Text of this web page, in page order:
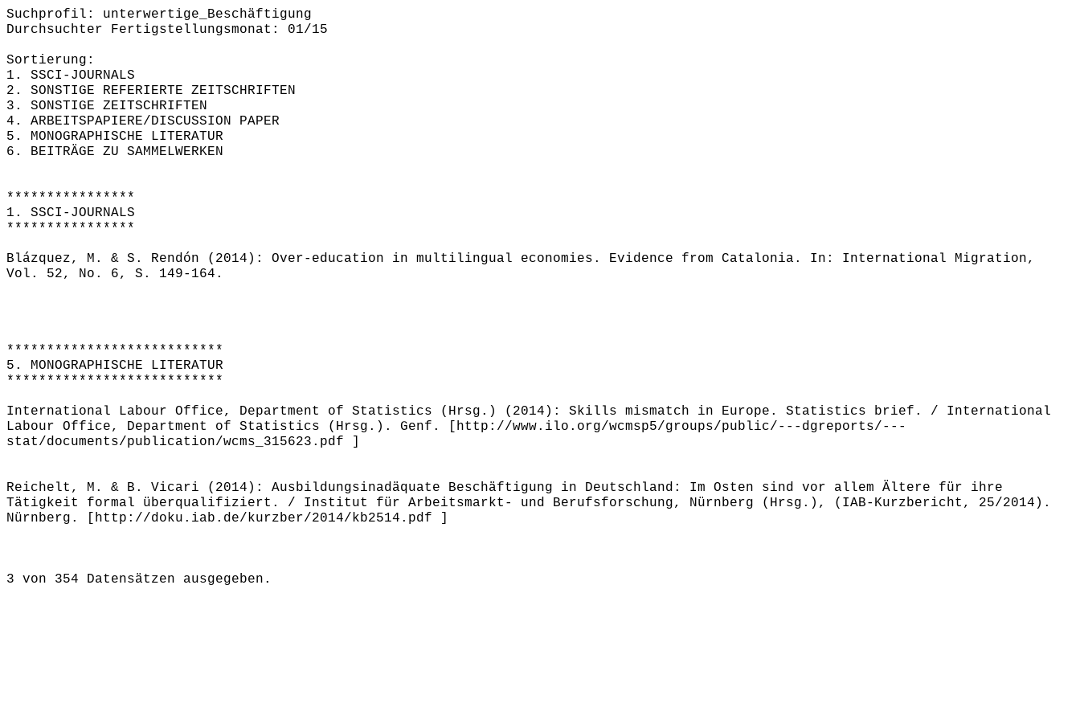
Suchprofil: unterwertige_Beschäftigung
Durchsuchter Fertigstellungsmonat: 01/15
Sortierung:
1. SSCI-JOURNALS
2. SONSTIGE REFERIERTE ZEITSCHRIFTEN
3. SONSTIGE ZEITSCHRIFTEN
4. ARBEITSPAPIERE/DISCUSSION PAPER
5. MONOGRAPHISCHE LITERATUR
6. BEITRÄGE ZU SAMMELWERKEN
****************
1. SSCI-JOURNALS
****************
Blázquez, M. & S. Rendón (2014): Over-education in multilingual economies. Evidence from Catalonia. In: International Migration,
Vol. 52, No. 6, S. 149-164.
***************************
5. MONOGRAPHISCHE LITERATUR
***************************
International Labour Office, Department of Statistics (Hrsg.) (2014): Skills mismatch in Europe. Statistics brief. / International
Labour Office, Department of Statistics (Hrsg.). Genf. [http://www.ilo.org/wcmsp5/groups/public/---dgreports/---
stat/documents/publication/wcms_315623.pdf ]
Reichelt, M. & B. Vicari (2014): Ausbildungsinadäquate Beschäftigung in Deutschland: Im Osten sind vor allem Ältere für ihre
Tätigkeit formal überqualifiziert. / Institut für Arbeitsmarkt- und Berufsforschung, Nürnberg (Hrsg.), (IAB-Kurzbericht, 25/2014).
Nürnberg. [http://doku.iab.de/kurzber/2014/kb2514.pdf ]
3 von 354 Datensätzen ausgegeben.